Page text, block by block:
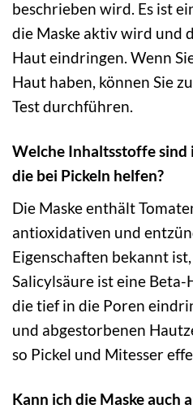
beschrieben wird. Es ist
die Maske aktiv wird und
Haut eindringen. Wenn
Haut haben, können Sie
Test durchführen.
Welche Inhaltsstoffe sind
die bei Pickeln helfen?
Die Maske enthält
antioxidativen und
Eigenschaften bekannt
Salicylsäure ist eine
die tief in die Poren
und abgestorbenen
so Pickel und Mitesser
Kann ich die Maske auch